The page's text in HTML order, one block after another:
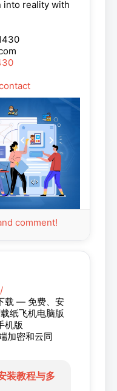
into reality with
comment!
载 — 免费、安
纸飞机电脑版
机版
加密和云同
装教程与多